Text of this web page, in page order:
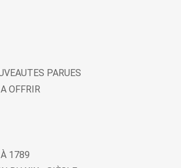
PARUES
OFFRIR
1789